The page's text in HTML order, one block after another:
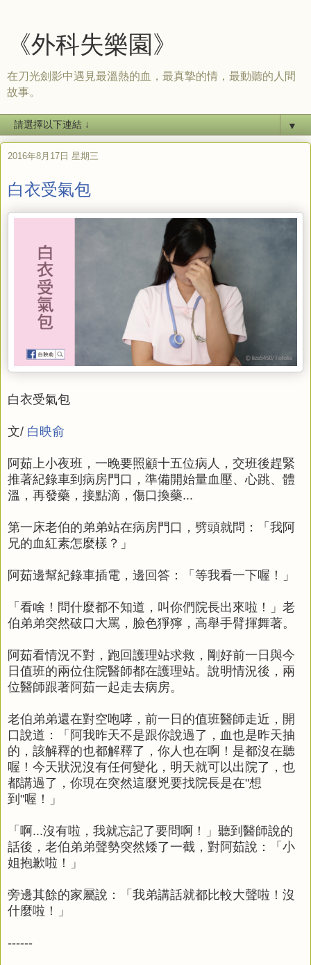
《外科失樂園》
在刀光劍影中遇見最溫熱的血，最真摯的情，最動聽的人間
故事。
▼
2016年8月17日 星期三
白衣受氣包
白衣受氣包
文/ 白映俞
阿茹上小夜班，一晚要照顧十五位病人，交班後趕緊
推著紀錄車到病房門口，準備開始量血壓、心跳、體
溫，再發藥，接點滴，傷口換藥...
第一床老伯的弟弟站在病房門口，劈頭就問：「我阿
兄的血紅素怎麼樣？」
阿茹邊幫紀錄車插電，邊回答：「等我看一下喔！」
「看啥！問什麼都不知道，叫你們院長出來啦！」老
伯弟弟突然破口大罵，臉色猙獰，高舉手臂揮舞著。
阿茹看情況不對，跑回護理站求救，剛好前一日與今
日值班的兩位住院醫師都在護理站。說明情況後，兩
位醫師跟著阿茹一起走去病房。
老伯弟弟還在對空咆哮，前一日的值班醫師走近，開
口說道：「阿我昨天不是跟你說過了，血也是昨天抽
的，該解釋的也都解釋了，你人也在啊！是都沒在聽
喔！今天狀況沒有任何變化，明天就可以出院了，也
都講過了，你現在突然這麼兇要找院長是在"想
到"喔！」
「啊...沒有啦，我就忘記了要問啊！」聽到醫師說的
話後，老伯弟弟聲勢突然矮了一截，對阿茹說：「小
姐抱歉啦！」
旁邊其餘的家屬說：「我弟講話就都比較大聲啦！沒
什麼啦！」
------